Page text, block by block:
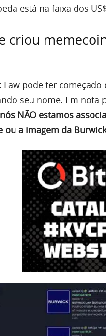
está na faixa dos
criou
Law pode ter
seu nome. Em nota
NÃO estamos
ou a imagem da Burwick